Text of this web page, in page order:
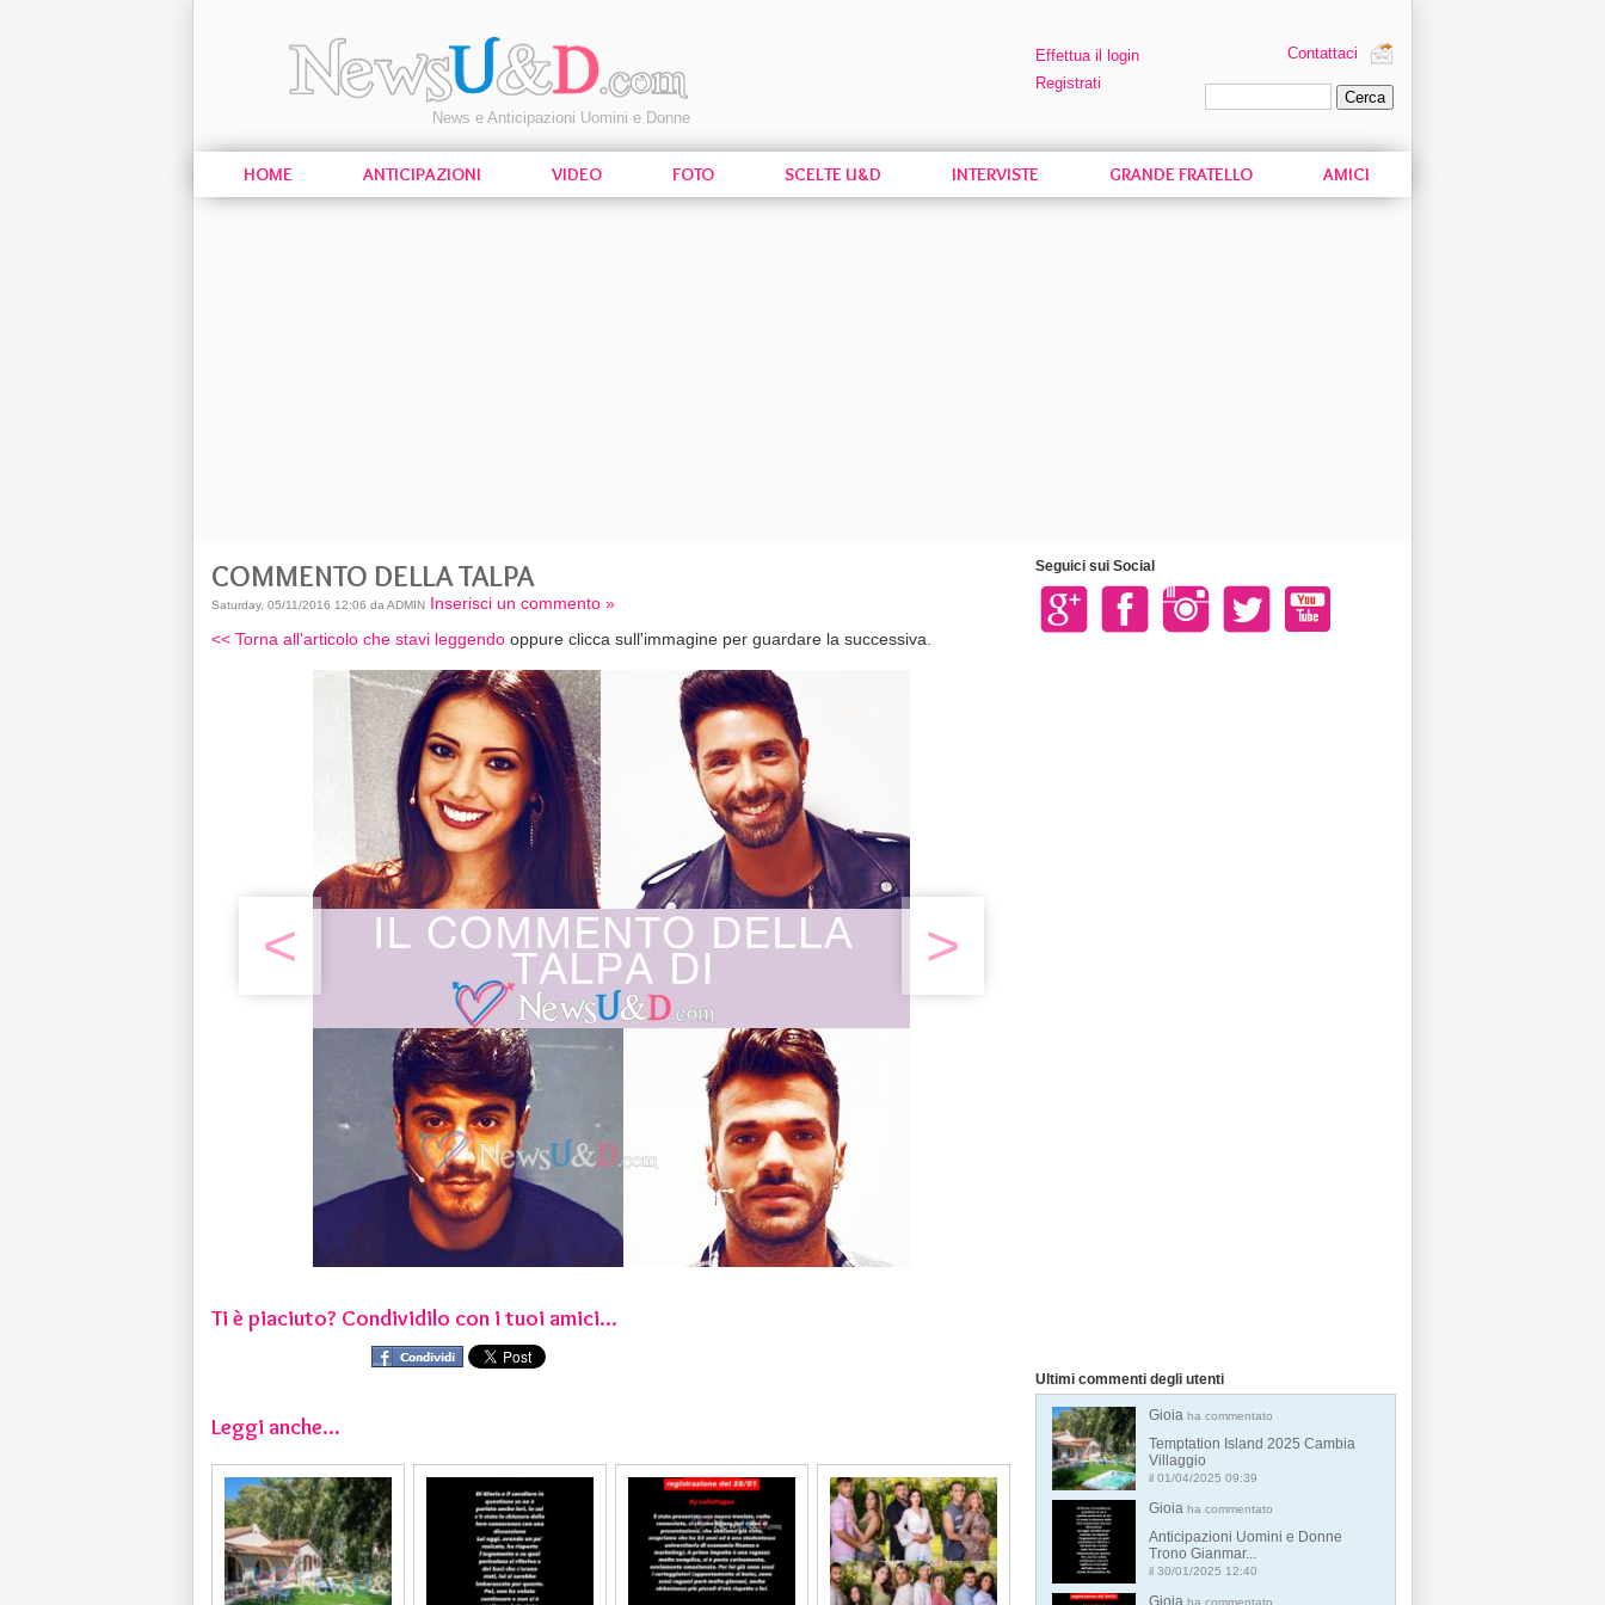
News e Anticipazioni Uomini e Donne
Effettua il login
Registrati
Contattaci
HOME ANTICIPAZIONI VIDEO FOTO SCELTE U&D INTERVISTE GRANDE FRATELLO AMICI
COMMENTO DELLA TALPA
Saturday, 05/11/2016 12:06 da ADMIN Inserisci un commento »
<< Torna all'articolo che stavi leggendo oppure clicca sull'immagine per guardare la successiva.
< >
Ti è piaciuto? Condividilo con i tuoi amici...
Leggi anche...
Seguici sui Social
Ultimi commenti degli utenti
Gioia ha commentato
Temptation Island 2025 Cambia
Villaggio
il 01/04/2025 09:39
Gioia ha commentato
Anticipazioni Uomini e Donne
Trono Gianmar...
il 30/01/2025 12:40
Gioia ha commentato